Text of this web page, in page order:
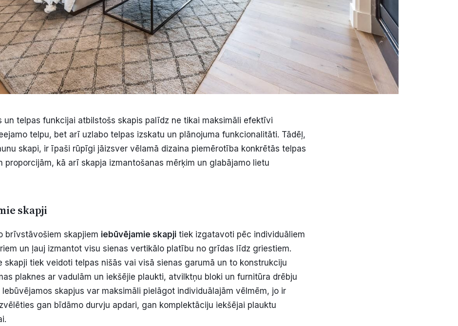
un telpas funkcijai atbilstošs skapis palīdz ne tikai maksimāli efektīvi
telpu, bet arī uzlabo telpas izskatu un plānojuma funkcionalitāti. Tādēļ,
skapi, ir īpaši rūpīgi jāizsver vēlamā dizaina piemērotība konkrētās telpas
proporcijām, kā arī skapja izmantošanas mērķim un glabājamo lietu
skapji
brīvstāvošiem skapjiem iebūvējamie skapji tiek izgatavoti pēc individuāliem
un ļauj izmantot visu sienas vertikālo platību no grīdas līdz griestiem.
skapji tiek veidoti telpas nišās vai visā sienas garumā un to konstrukciju
plaknes ar vadulām un iekšējie plaukti, atvilktņu bloki un furnitūra drēbju
Iebūvējamos skapjus var maksimāli pielāgot individuālajām vēlmēm, jo ir
gan bīdāmo durvju apdari, gan komplektāciju iekšējai plauktu